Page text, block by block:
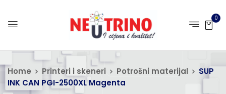
0
Home Printeri i skeneri Potrošni materijal
SUP
INK CAN PGI-2500XL Magenta